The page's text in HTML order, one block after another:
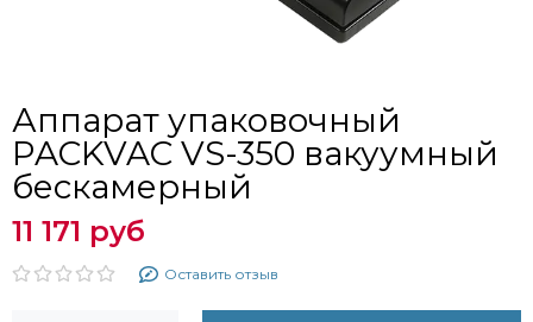
Аппарат упаковочный
PACKVAC VS-350 вакуумный
бескамерный
11 171 руб
Оставить отзыв